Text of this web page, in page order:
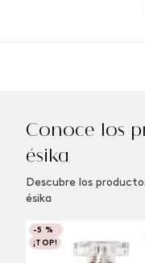
Conoce los
ésika
Descubre los
ésika
-5 %
¡TOP!